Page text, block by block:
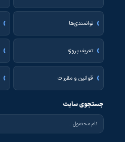
توانمندی‌ها
تعریف پروژه
قوانین و مقررات
جستجوی سایت